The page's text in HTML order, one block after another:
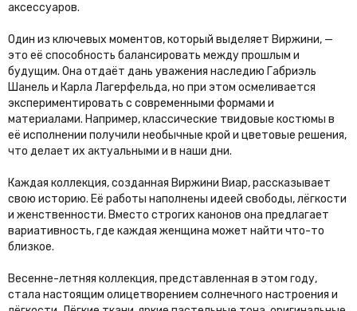
аксессуаров.
Один из ключевых моментов, который выделяет Виржини, —
это её способность балансировать между прошлым и
будущим. Она отдаёт дань уважения наследию Габриэль
Шанель и Карла Лагерфельда, но при этом осмеливается
экспериментировать с современными формами и
материалами. Например, классические твидовые костюмы в
её исполнении получили необычные крой и цветовые решения,
что делает их актуальными и в наши дни.
Каждая коллекция, созданная Виржини Виар, рассказывает
свою историю. Её работы наполнены идеей свободы, лёгкости
и женственности. Вместо строгих канонов она предлагает
вариативность, где каждая женщина может найти что-то
близкое.
Весенне-летняя коллекция, представленная в этом году,
стала настоящим олицетворением солнечного настроения и